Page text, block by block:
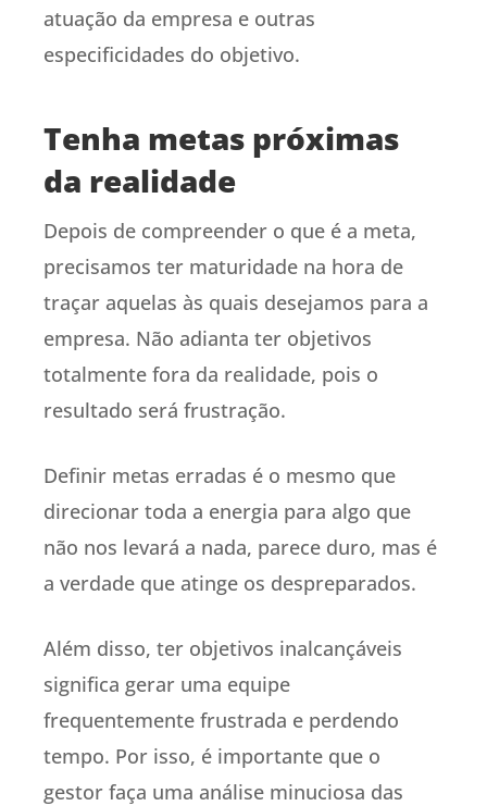
atuação da empresa e outras
especificidades do objetivo.
Tenha metas próximas
da realidade
Depois de compreender o que é a meta,
precisamos ter maturidade na hora de
traçar aquelas às quais desejamos para a
empresa. Não adianta ter objetivos
totalmente fora da realidade, pois o
resultado será frustração.
Definir metas erradas é o mesmo que
direcionar toda a energia para algo que
não nos levará a nada, parece duro, mas é
a verdade que atinge os despreparados.
Além disso, ter objetivos inalcançáveis
significa gerar uma equipe
frequentemente frustrada e perdendo
tempo. Por isso, é importante que o
gestor faça uma análise minuciosa das